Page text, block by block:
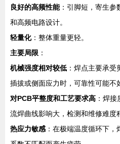
良好的高频性能：引脚短，寄生参
和高频电路设计。
轻量化：整体重量更轻。
主要局限 ：
机械强度相对较低 ：焊点主要承
插拔或侧面应力时，可靠性可能不
对PCB平整度和工艺要求高 ：焊
流焊曲线影响大，检测和维修难度
热应力敏感 ：在极端温度循环下